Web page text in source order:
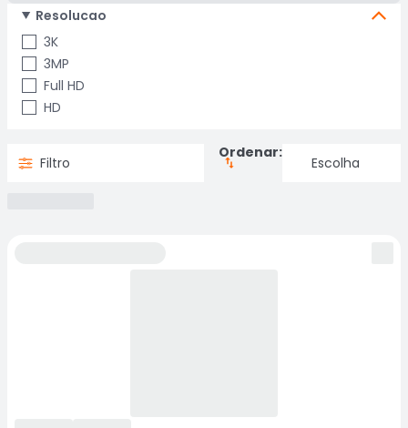
Resolucao
3K
3MP
Full HD
HD
Filtro
Ordenar: